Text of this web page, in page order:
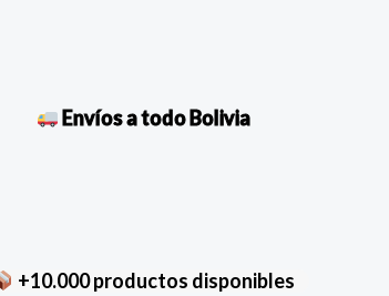
Envíos a todo Bolivia
+10.000 productos disponibles